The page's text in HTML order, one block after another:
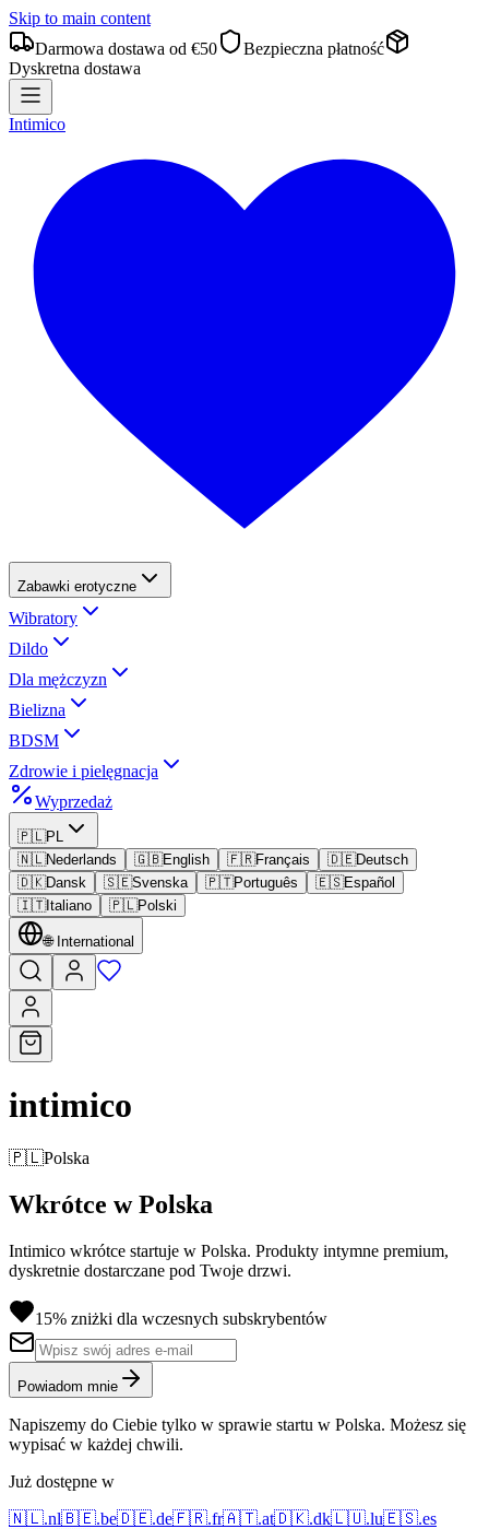
Skip to main content
Darmowa dostawa od €50
Bezpieczna płatność
Dyskretna dostawa
Intimico
Zabawki erotyczne
Wibratory
Dildo
Dla mężczyzn
Bielizna
BDSM
Zdrowie i pielęgnacja
Wyprzedaż
🇵🇱PL
🇳🇱Nederlands 🇬🇧English 🇫🇷Français 🇩🇪Deutsch
🇩🇰Dansk 🇸🇪Svenska 🇵🇹Português 🇪🇸Español
🇮🇹Italiano 🇵🇱Polski
🌐 International
intimico
🇵🇱Polska
Wkrótce w Polska
Intimico wkrótce startuje w Polska. Produkty intymne premium,
dyskretnie dostarczane pod Twoje drzwi.
15% zniżki dla wczesnych subskrybentów
Powiadom mnie
Napiszemy do Ciebie tylko w sprawie startu w Polska. Możesz się
wypisać w każdej chwili.
Już dostępne w
🇳🇱.nl🇧🇪.be🇩🇪.de🇫🇷.fr🇦🇹.at🇩🇰.dk🇱🇺.lu🇪🇸.es